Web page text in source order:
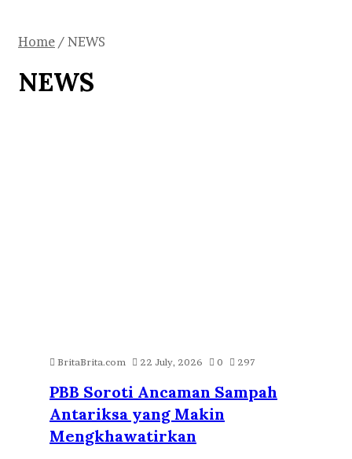
Home / NEWS
NEWS
BritaBrita.com 22 July, 2026 0 297
PBB Soroti Ancaman Sampah
Antariksa yang Makin
Mengkhawatirkan